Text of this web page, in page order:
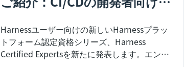
Harnessユーザー向けの新しいHarnessプラッ
トフォーム認定資格シリーズ、Harness
Certified Expertsを新たに発表します。 エンジ